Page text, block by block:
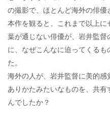
の撮影で、ほとんど海外の俳
本作を観ると、これまで以上
葉が通じない俳優が、岩井監
に、なぜこんなに迫ってくる
た。
海外の人が、岩井監督に美的
ありかたみたいなものを、共
んでしたか？